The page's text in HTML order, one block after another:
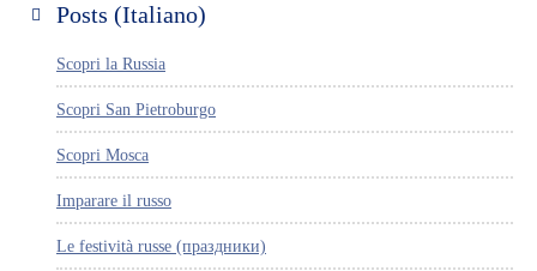
Posts (Italiano)
Scopri la Russia
Scopri San Pietroburgo
Scopri Mosca
Imparare il russo
Le festività russe (праздники)